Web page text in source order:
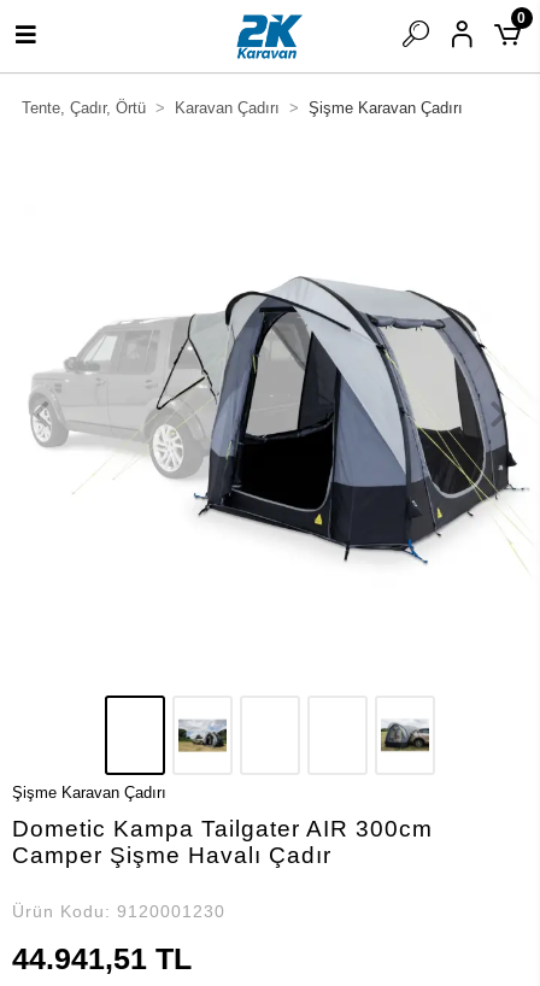
0
Tente, Çadır, Örtü Karavan Çadırı Şişme Karavan Çadırı
Şişme Karavan Çadırı
Dometic Kampa Tailgater AIR 300cm
Camper Şişme Havalı Çadır
Ürün Kodu: 9120001230
44.941,51 TL